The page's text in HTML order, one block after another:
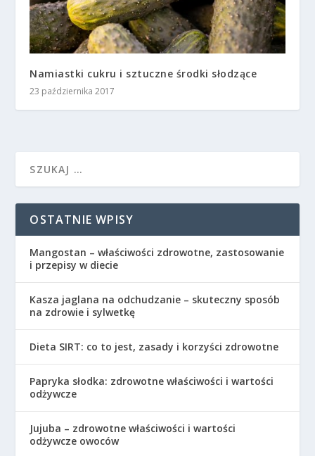
Namiastki cukru i sztuczne środki słodzące
23 października 2017
OSTATNIE WPISY
Mangostan – właściwości zdrowotne, zastosowanie
i przepisy w diecie
Kasza jaglana na odchudzanie – skuteczny sposób
na zdrowie i sylwetkę
Dieta SIRT: co to jest, zasady i korzyści zdrowotne
Papryka słodka: zdrowotne właściwości i wartości
odżywcze
Jujuba – zdrowotne właściwości i wartości
odżywcze owoców